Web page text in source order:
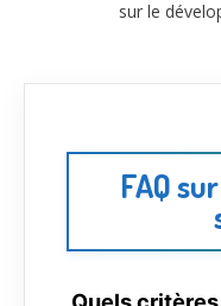
sur le
FAQ